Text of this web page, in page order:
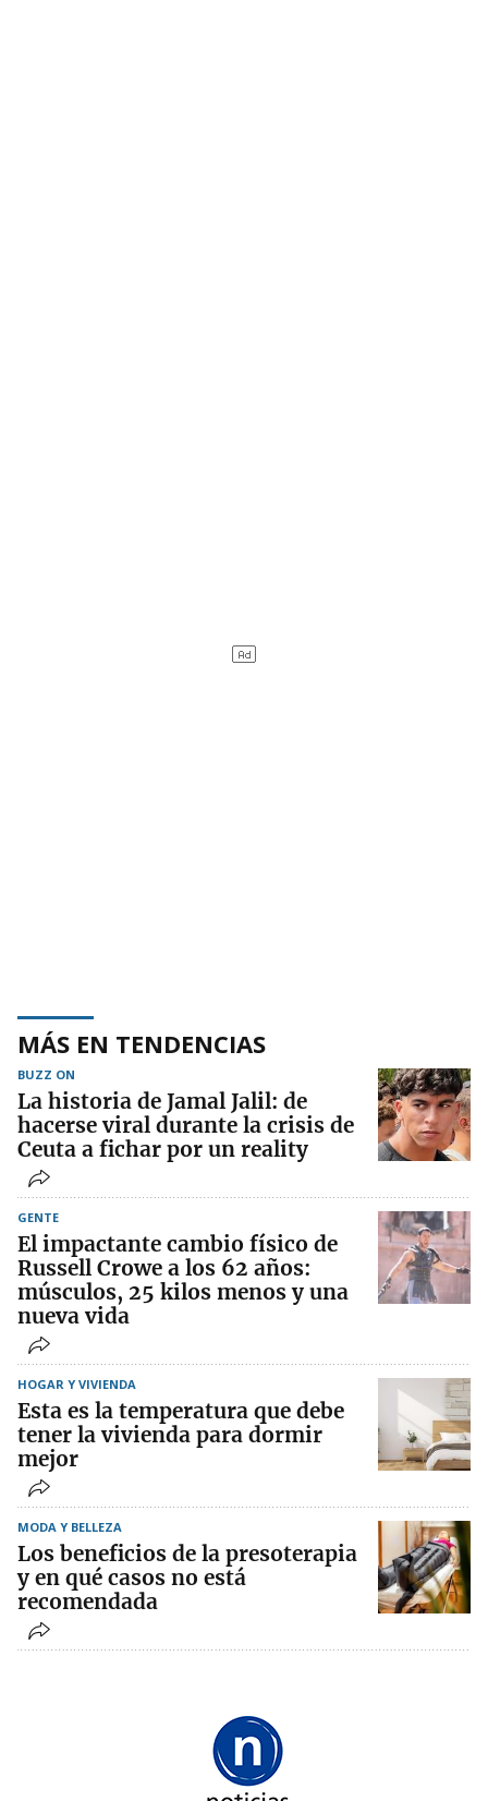
MÁS EN TENDENCIAS
BUZZ ON
La historia de Jamal Jalil: de
hacerse viral durante la crisis de
Ceuta a fichar por un reality
GENTE
El impactante cambio físico de
Russell Crowe a los 62 años:
músculos, 25 kilos menos y una
nueva vida
HOGAR Y VIVIENDA
Esta es la temperatura que debe
tener la vivienda para dormir
mejor
MODA Y BELLEZA
Los beneficios de la presoterapia
y en qué casos no está
recomendada